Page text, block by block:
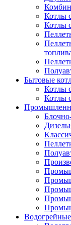
Котлы
Котлы
Бытовые
Котлы
Котлы